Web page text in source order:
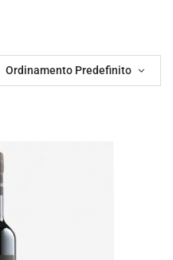
Ordinamento Predefinito